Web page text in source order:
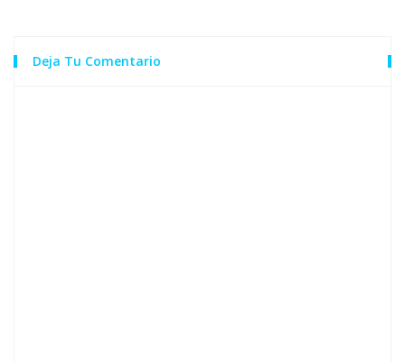
Deja Tu Comentario